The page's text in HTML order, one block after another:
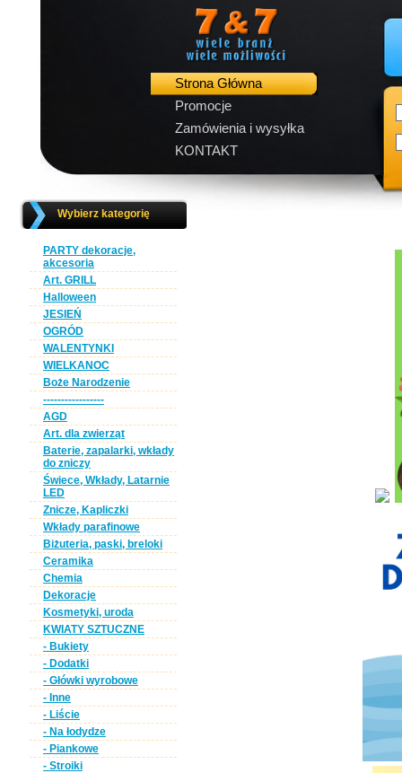
Strona Główna
Promocje
Zamówienia i wysyłka
KONTAKT
Wybierz kategorię
PARTY dekoracje,
akcesoria
Art. GRILL
Halloween
JESIEŃ
OGRÓD
WALENTYNKI
WIELKANOC
Boże Narodzenie
-----------------
AGD
Art. dla zwierząt
Baterie, zapalarki, wkłady
do zniczy
Świece, Wkłady, Latarnie
LED
Znicze, Kapliczki
Wkłady parafinowe
Biżuteria, paski, breloki
Ceramika
Chemia
Dekoracje
Kosmetyki, uroda
KWIATY SZTUCZNE
- Bukiety
- Dodatki
- Główki wyrobowe
- Inne
- Liście
- Na łodydze
- Piankowe
- Stroiki